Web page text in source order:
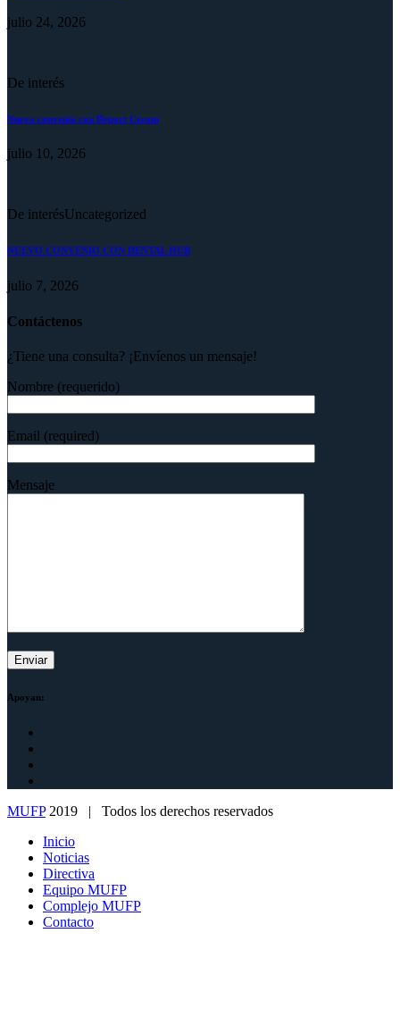
julio 24, 2026
De interés
Nuevo convenio con Deport Cream
julio 10, 2026
De interésUncategorized
NUEVO CONVENIO CON DENTAL HUB
julio 7, 2026
Contáctenos
¿Tiene una consulta? ¡Envíenos un mensaje!
Nombre (requerido)
Email (required)
Mensaje
Apoyan:
MUFP2019 | Todos los derechos reservados
Inicio
Noticias
Directiva
Equipo MUFP
Complejo MUFP
Contacto